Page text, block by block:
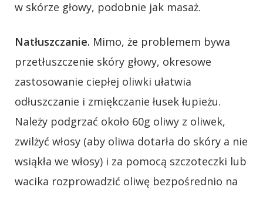
w skórze głowy, podobnie jak masaż.
Natłuszczanie. Mimo, że problemem bywa
przetłuszczenie skóry głowy, okresowe
zastosowanie ciepłej oliwki ułatwia
odłuszczanie i zmiękczanie łusek łupieżu.
Należy podgrzać około 60g oliwy z oliwek,
zwilżyć włosy (aby oliwa dotarła do skóry a nie
wsiąkła we włosy) i za pomocą szczoteczki lub
wacika rozprowadzić oliwę bezpośrednio na